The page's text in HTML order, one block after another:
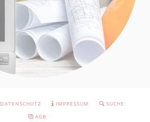
DATENSCHUTZ IMPRESSUM
SUCHE
AGB